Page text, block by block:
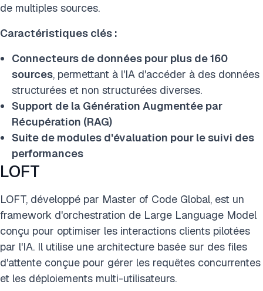
de multiples sources.
Caractéristiques clés :
Connecteurs de données pour plus de 160
sources, permettant à l'IA d'accéder à des données
structurées et non structurées diverses.
Support de la Génération Augmentée par
Récupération (RAG)
Suite de modules d'évaluation pour le suivi des
performances
LOFT
LOFT, développé par Master of Code Global, est un
framework d'orchestration de Large Language Model
conçu pour optimiser les interactions clients pilotées
par l'IA. Il utilise une architecture basée sur des files
d'attente conçue pour gérer les requêtes concurrentes
et les déploiements multi-utilisateurs.